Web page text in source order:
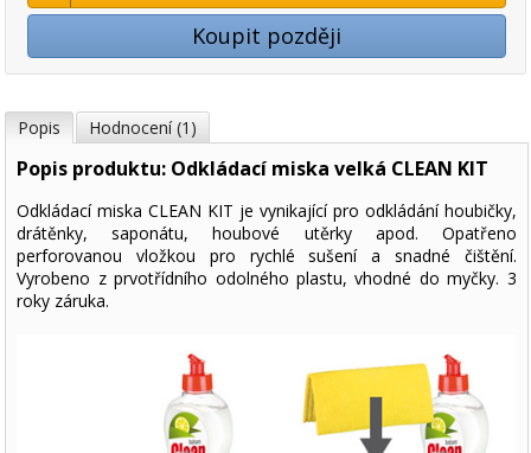
Koupit později
Popis Hodnocení (1)
Popis produktu: Odkládací miska velká CLEAN KIT
Odkládací miska CLEAN KIT je vynikající pro odkládání houbičky,
drátěnky, saponátu, houbové utěrky apod. Opatřeno
perforovanou vložkou pro rychlé sušení a snadné čištění.
Vyrobeno z prvotřídního odolného plastu, vhodné do myčky. 3
roky záruka.